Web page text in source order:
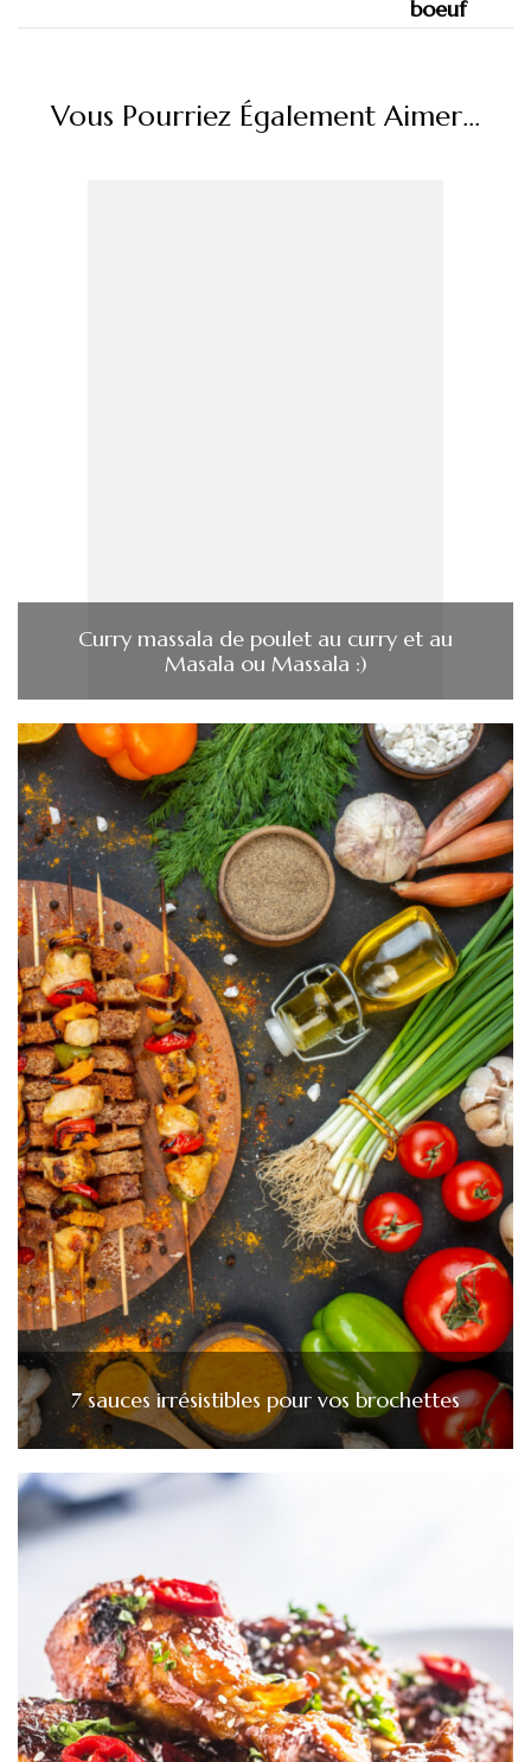
Vous Pourriez Également Aimer...
Curry massala de poulet au curry et au
Masala ou Massala :)
7 sauces irrésistibles pour vos brochettes